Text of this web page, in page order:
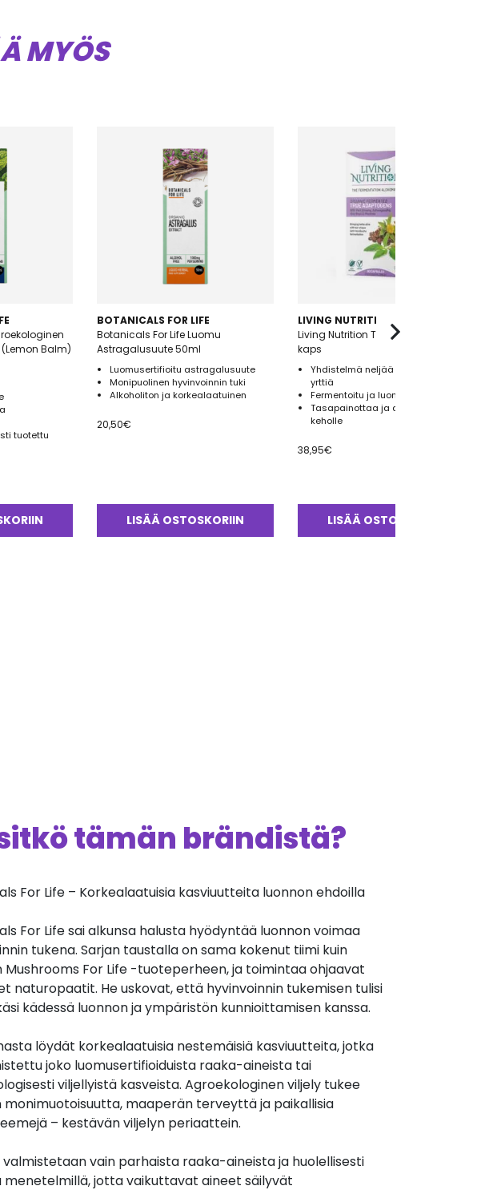
MYÖS
Balm)
tuotettu
BOTANICALS FOR LIFE
Botanicals For Life Luomu
Astragalusuute 50ml
Luomusertifioitu astragalusuute
Monipuolinen hyvinvoinnin tuki
Alkoholiton ja korkealaatuinen
20,50€
LISÄÄ OSTOSKORIIN
LIVING NUTRITION
Living Nutrition True Adaptogens 60
kaps
Yhdistelmä neljää adaptogeenista
yrttiä
Fermentoitu ja luomulaatuinen
Tasapainottaa ja antaa energiaa
keholle
38,95€
LISÄÄ OSTOSKORIIN
tämän brändistä?
For Life – Korkealaatuisia kasviuutteita luonnon ehdoilla
For Life sai alkunsa halusta hyödyntää luonnon voimaa
tukena. Sarjan taustalla on sama kokenut tiimi kuin
Mushrooms For Life -tuoteperheen, ja toimintaa ohjaavat
naturopaatit. He uskovat, että hyvinvoinnin tukemisen tulisi
kädessä luonnon ja ympäristön kunnioittamisen kanssa.
löydät korkealaatuisia nestemäisiä kasviuutteita, jotka
joko luomusertifioiduista raaka-aineista tai
viljellyistä kasveista. Agroekologinen viljely tukee
monimuotoisuutta, maaperän terveyttä ja paikallisia
– kestävän viljelyn periaattein.
vain parhaista raaka-aineista ja huolellisesti
menetelmillä, jotta vaikuttavat aineet säilyvät